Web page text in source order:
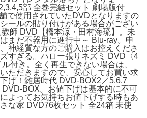
部 全巻完結セット 劇場版付
で使用されていたDVDとなりますの
ールの貼り付けがある場合がござい
師 DVD【橋本涼・田村海琉】。未
まだ不器用に進行中～ Blu-ray。申
神経質な方のご購入はお控えくださ
すぎる。ハロー張りネズミ DVD〈4
付き。全く再生できない場合は、
ただきますので、安心してお買い求
げ！雑居時代 DVD-BOX2／5.6.7
BOX。お値下げは基本的に不可
よってお気持ちお値下げする時もあ
な家 DVD76枚セット 全24箱 未使